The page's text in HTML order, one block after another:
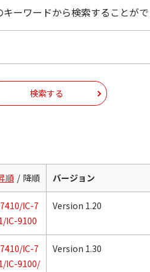
ーワードから検索することがで
検索する
順 降順 バージョン
IC-7
IC-9100
Version 1.20
IC-7
IC-9100/
Version 1.30